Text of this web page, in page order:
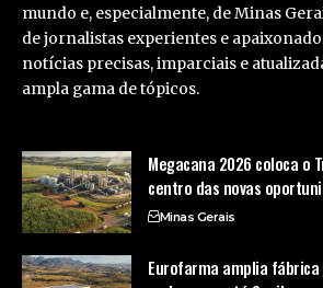
mundo e, especialmente, de Minas
de jornalistas experientes e
notícias precisas, imparciais e
ampla gama de tópicos.
Megacana 2026 coloca o
centro das novas
Minas Gerais
Eurofarma amplia fábrica